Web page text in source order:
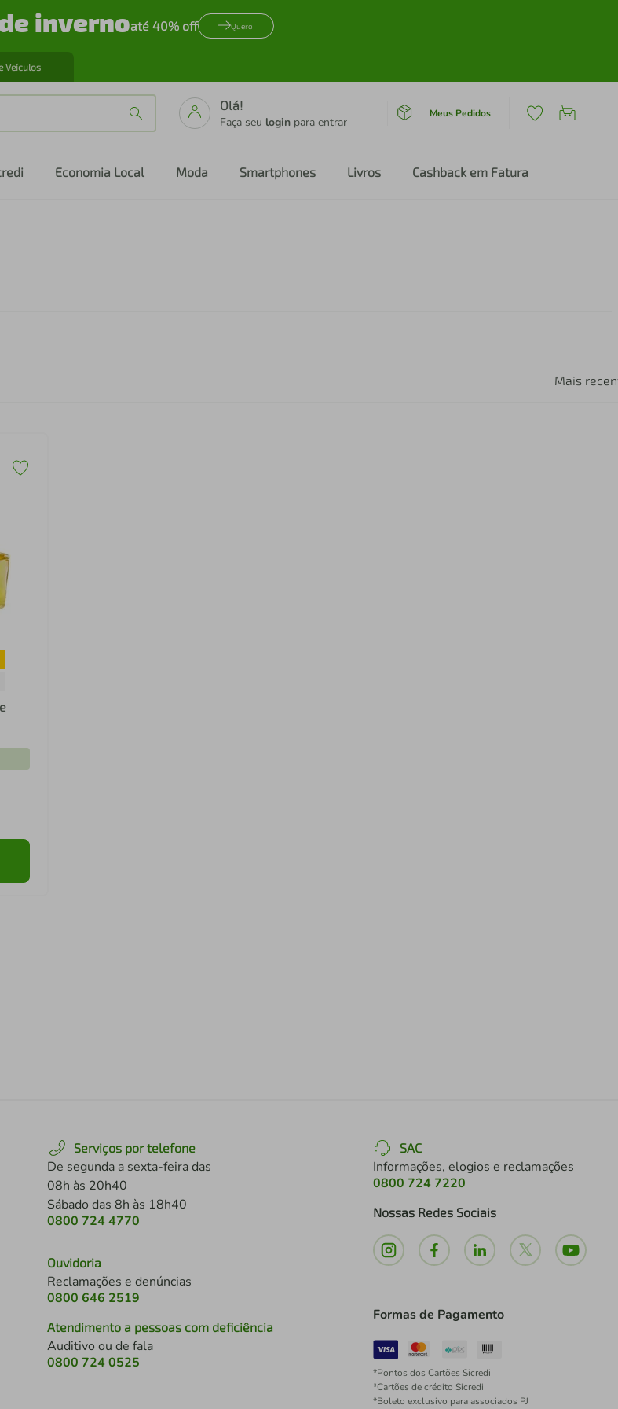
invernoaté 40% off Quero
Veículos
Olá!
Faça seu login para entrar
Meus Pedidos
Economia Local Moda Smartphones Livros Cashback em Fatura
Mais
Serviços por telefone
De segunda a sexta-feira das
08h às 20h40
Sábado das 8h às 18h40
0800 724 4770
Ouvidoria
Reclamações e denúncias
0800 646 2519
Atendimento a pessoas com deficiência
Auditivo ou de fala
0800 724 0525
SAC
Informações, elogios e reclamações
0800 724 7220
Nossas Redes Sociais
Formas de Pagamento
*Pontos dos Cartões Sicredi
*Cartões de crédito Sicredi
*Boleto exclusivo para associados PJ